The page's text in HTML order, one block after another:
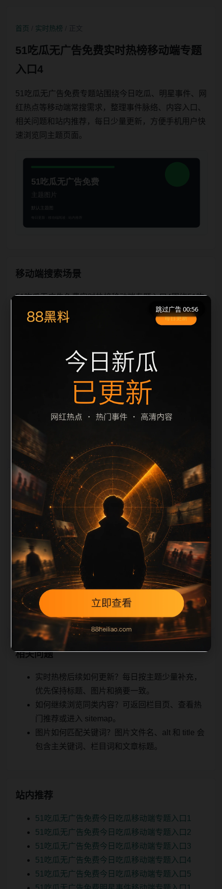
首页 实时热榜
51吃瓜无广告免费实时热榜移动端专题
入口4
51吃瓜无广告免费专题站围绕今日吃瓜、明星事件、网
红热点等移动端常搜需求，整理事件脉络、内容入口、
相关问题和站内推荐，每日少量更新，方便手机用户快
速浏览同主题页面。
移动端搜索场景
51吃瓜无广告免费实时热榜移动端专题入口4围绕51吃
瓜无广告免费和实时热榜展开，适合移动端用户在短时
间内理解页面主题、入口路径和延伸阅读方向。本站在
致，减少无关词堆砌，避免同一批页面出现高度重复。
从搜索体验看，用户通常先看标题是否明确，再看摘要
是否说明更新范围，随后通过栏目入口继续浏览同类内
容。因此本页保留面包屑、同类推荐、热门推荐、上一
篇下一篇和 sitemap 入口，让重要页面点击深度控制在
三次以内。后续更新会围绕实时热榜持续补充新内容，
每次新增保持少量、稳定、相关
栏目内容归集
，图片文件名和 alt/title 也跟随主关键词、栏目词和文
章标题生成。如果采集内容缺少图片，将使用同主题默
认图兜底；如果标题过短、描述为空、正文摘要不足或
关键词连续重复，则不进入发布队列。本页还加入常见
问题和站内推荐，帮助用户从一个入口跳转到同类页
面、专题合集和热榜内容，提升停留时间和页面可抓取
性。第4条内容作为初始建设页，重点承担栏目深度补
齐、内链结构完善和后续采集归类的承接作用。
相关问题
实时热榜后续如何更新？每日按主题少量补充，
优先保持标题、图片和摘要一致。
如何继续浏览同类内容？可返回栏目页、查看热
门推荐或进入 sitemap。
图片如何匹配关键词？图片文件名、alt 和 title 会
包含主关键词、栏目词和文章标题。
站内推荐
51吃瓜无广告免费今日吃瓜移动端专题入口1
51吃瓜无广告免费今日吃瓜移动端专题入口2
51吃瓜无广告免费今日吃瓜移动端专题入口3
51吃瓜无广告免费今日吃瓜移动端专题入口4
51吃瓜无广告免费今日吃瓜移动端专题入口5
跳过广告 00:56